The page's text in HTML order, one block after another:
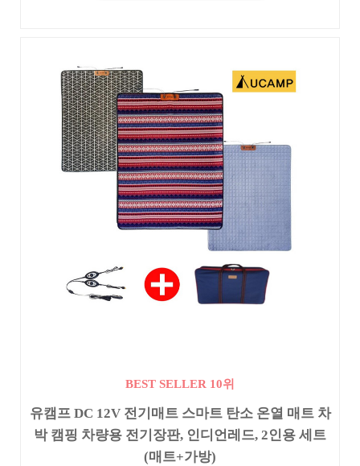
BEST SELLER 10위
유캠프 DC 12V 전기매트 스마트 탄소 온열 매트 차
박 캠핑 차량용 전기장판, 인디언레드, 2인용 세트
(매트+가방)